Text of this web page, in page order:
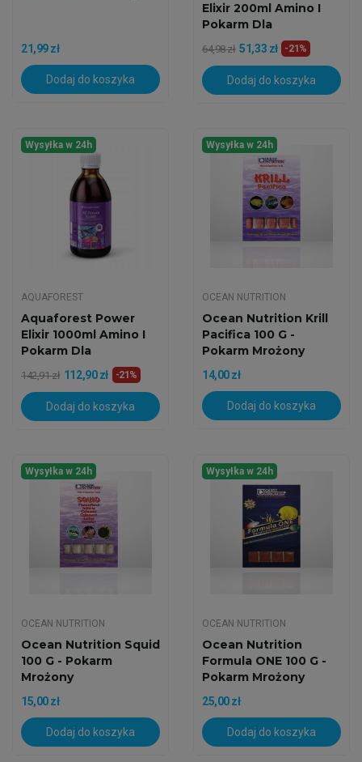
21,99 zł
Dodaj do koszyka
Elixir 200ml Amino I
Pokarm Dla
Koralowców
64,98 zł 51,33 zł -21%
Dodaj do koszyka
Wysyłka w 24h
AQUAFOREST
Aquaforest Power
Elixir 1000ml Amino I
Pokarm Dla
Koralowców
142,91 zł 112,90 zł -21%
Dodaj do koszyka
Wysyłka w 24h
OCEAN NUTRITION
Ocean Nutrition Krill
Pacifica 100 G -
Pokarm Mrożony
14,00 zł
Dodaj do koszyka
Wysyłka w 24h
OCEAN NUTRITION
Ocean Nutrition Squid
100 G - Pokarm
Mrożony
15,00 zł
Dodaj do koszyka
Wysyłka w 24h
OCEAN NUTRITION
Ocean Nutrition
Formula ONE 100 G -
Pokarm Mrożony
25,00 zł
Dodaj do koszyka